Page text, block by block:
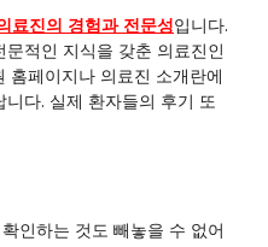
료진의 경험과 전문성입니다.
적인 지식을 갖춘 의료진인
홈페이지나 의료진 소개란에
다. 실제 환자들의 후기 또
인하는 것도 빼놓을 수 없어